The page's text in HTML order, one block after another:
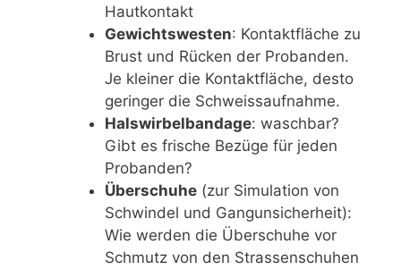
Hautkontakt
Gewichtswesten: Kontaktfläche zu
Brust und Rücken der Probanden.
Je kleiner die Kontaktfläche, desto
geringer die Schweissaufnahme.
Halswirbelbandage: waschbar?
Gibt es frische Bezüge für jeden
Probanden?
Überschuhe(zur Simulation von
Schwindel und Gangunsicherheit):
Wie werden die Überschuhe vor
Schmutz von den Strassenschuhen